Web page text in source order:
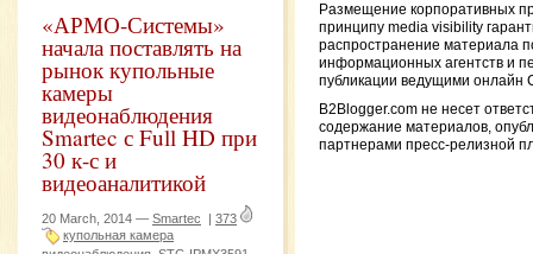
«АРМО-Системы»
начала поставлять на
рынок купольные
камеры
видеонаблюдения
Smartec с Full HD при
30 к-с и
видеоаналитикой
20 March, 2014 — Smartec | 373
купольная камера
Размещение корпоративных
принципу media visibility
распространение материала
информационных агентств и
публикации ведущими онлайн
B2Blogger.com не несет
содержание материалов,
партнерами пресс-релизной